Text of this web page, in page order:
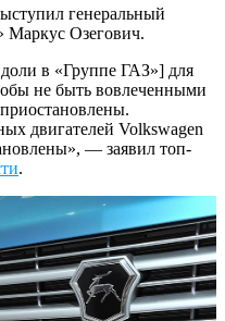
генеральный
Маркус Озегович.
в «Группе ГАЗ»] для
не быть вовлеченными
двигателей Volkswagen
— заявил топ-
.